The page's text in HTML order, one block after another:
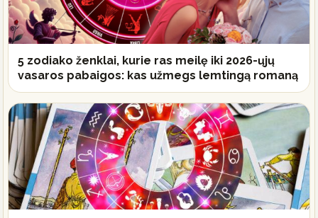
5 zodiako ženklai, kurie ras meilę iki 2026-ųjų
vasaros pabaigos: kas užmegs lemtingą romaną